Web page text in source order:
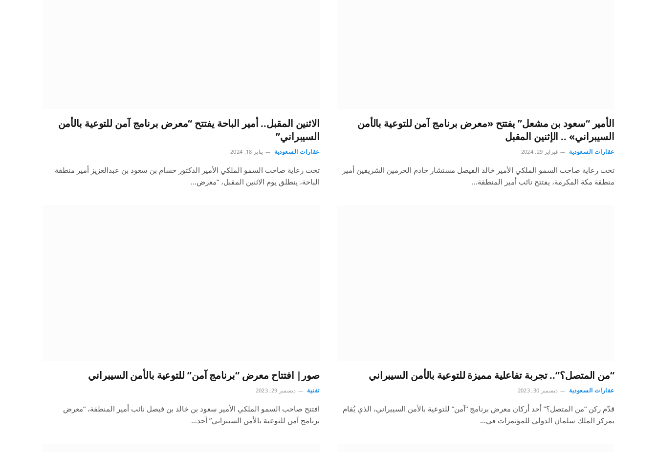
الأمير “سعود بن مشعل” يفتتح «معرض برنامج آمن للتوعية بالأمن
السيبراني» .. الإثنين المقبل
عقارات السعودية فبراير 29, 2024
تحت رعاية صاحب السمو الملكي الأمير خالد الفيصل مستشار خادم الحرمين الشريفين أمير
منطقة مكة المكرمة، يفتتح نائب أمير المنطقة…
الاثنين المقبل.. أمير الباحة يفتتح “معرض برنامج آمن للتوعية بالأمن
السيبراني”
عقارات السعودية يناير 18, 2024
تحت رعاية صاحب السمو الملكي الأمير الدكتور حسام بن سعود بن عبدالعزيز أمير منطقة
الباحة، ينطلق يوم الاثنين المقبل، “معرض…
“من المتصل؟”.. تجربة تفاعلية مميزة للتوعية بالأمن السيبراني
عقارات السعودية ديسمبر 30, 2023
قدّم ركن “من المتصل؟” أحد أركان معرض برنامج “آمن” للتوعية بالأمن السيبراني، الذي يُقام
بمركز الملك سلمان الدولي للمؤتمرات في…
صور| افتتاح معرض “برنامج آمن” للتوعية بالأمن السيبراني
تقنية ديسمبر 29, 2023
افتتح صاحب السمو الملكي الأمير سعود بن خالد بن فيصل نائب أمير المنطقة، “معرض
برنامج آمن للتوعية بالأمن السيبراني” أحد…